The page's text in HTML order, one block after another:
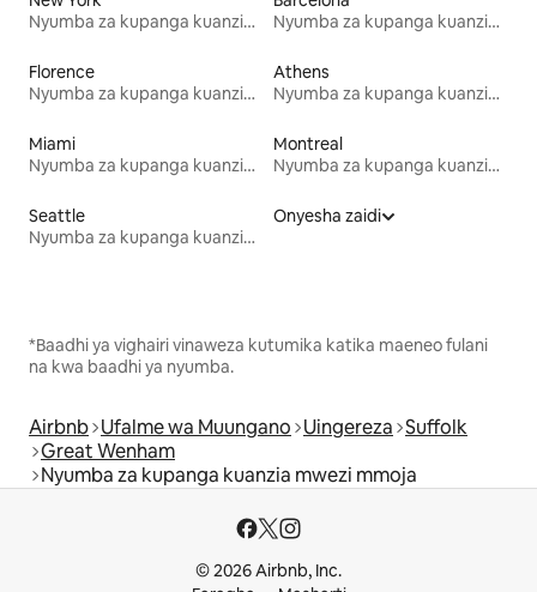
Nyumba za kupanga kuanzia mwezi mmoja
Nyumba za kupanga kuanzia mwezi mmoja
Florence
Nyumba za kupanga kuanzia mwezi mmoja
Athens
Nyumba za kupanga kuanzia mwezi mmoja
Miami
Nyumba za kupanga kuanzia mwezi mmoja
Montreal
Nyumba za kupanga kuanzia mwezi mmoja
Seattle
Nyumba za kupanga kuanzia mwezi mmoja
Onyesha zaidi
*Baadhi ya vighairi vinaweza kutumika katika maeneo fulani
na kwa baadhi ya nyumba.
Airbnb Ufalme wa Muungano Uingereza Suffolk
Great Wenham
Nyumba za kupanga kuanzia mwezi mmoja
© 2026 Airbnb, Inc.